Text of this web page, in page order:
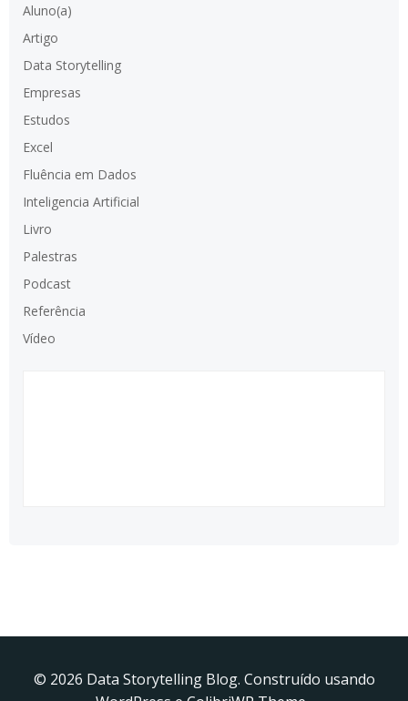
Aluno(a)
Artigo
Data Storytelling
Empresas
Estudos
Excel
Fluência em Dados
Inteligencia Artificial
Livro
Palestras
Podcast
Referência
Vídeo
© 2026 Data Storytelling Blog. Construído usando